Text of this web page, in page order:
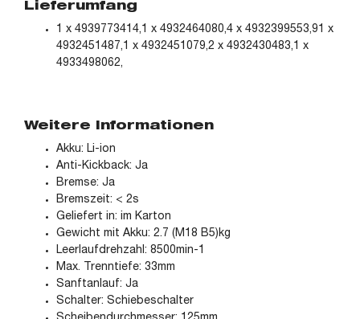
Lieferumfang
1 x 4939773414,1 x 4932464080,4 x 4932399553,91 x
4932451487,1 x 4932451079,2 x 4932430483,1 x
4933498062,
Weitere Informationen
Akku: Li-ion
Anti-Kickback: Ja
Bremse: Ja
Bremszeit: < 2s
Geliefert in: im Karton
Gewicht mit Akku: 2.7 (M18 B5)kg
Leerlaufdrehzahl: 8500min-1
Max. Trenntiefe: 33mm
Sanftanlauf: Ja
Schalter: Schiebeschalter